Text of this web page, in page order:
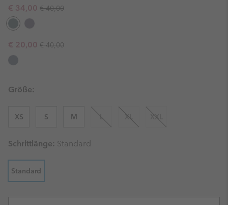
Sale price:
€ 34,00 Regular price:
€ 40,00
Sale price:
€ 20,00 Regular price:
€ 40,00
Größe:
XS S M L XL XXL
Schrittlänge: Standard
Standard